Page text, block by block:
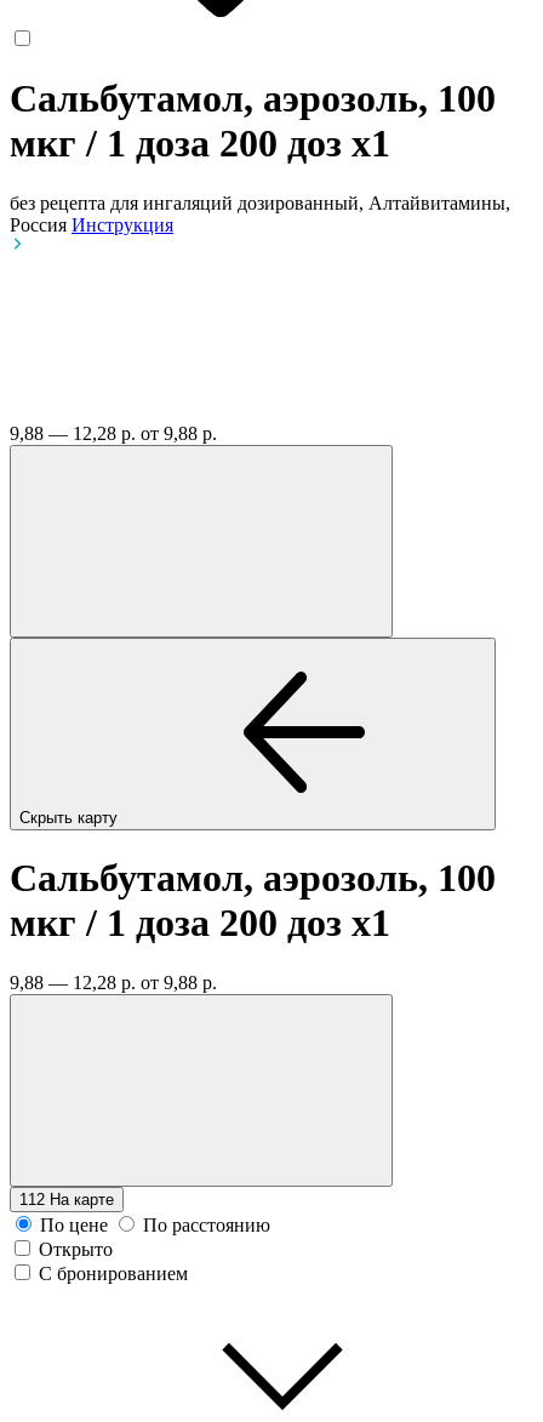
Сальбутамол, аэрозоль, 100
мкг / 1 доза 200 доз x1
без рецепта для ингаляций дозированный, Алтайвитамины,
Россия Инструкция
9,88 — 12,28 р. от 9,88 р.
Скрыть карту
Сальбутамол, аэрозоль, 100
мкг / 1 доза 200 доз x1
9,88 — 12,28 р. от 9,88 р.
112 На карте
По цене
По расстоянию
Открыто
С бронированием